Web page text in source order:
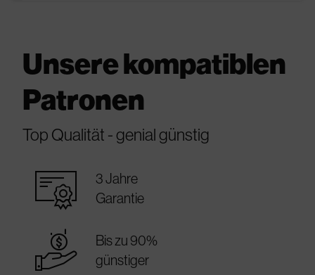
Unsere kompatiblen
Patronen
Top Qualität - genial günstig
warranty_certificate
3 Jahre
Garantie
best_price
Bis zu 90%
günstiger